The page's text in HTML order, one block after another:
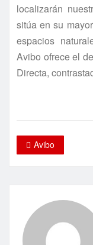
localizarán
sitúa en su
espacios
Avibo ofrece el
Directa,
Avibo